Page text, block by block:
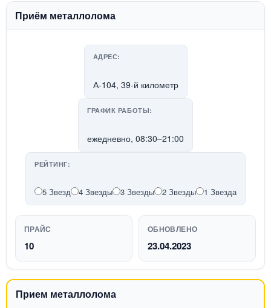
Приём металлолома
АДРЕС:
А-104, 39-й километр
ГРАФИК РАБОТЫ:
ежедневно, 08:30–21:00
РЕЙТИНГ:
5 Звезд 4 Звезды 3 Звезды 2 Звезды 1 Звезда
ПРАЙС
10
ОБНОВЛЕНО
23.04.2023
Прием металлолома